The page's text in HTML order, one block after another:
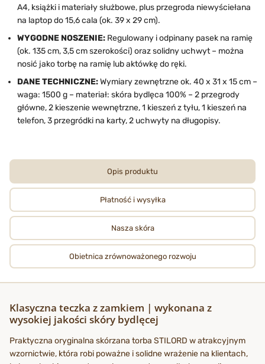
A4, książki i materiały służbowe, plus przegroda niewyściełana
na laptop do 15,6 cala (ok. 39 x 29 cm).
WYGODNE NOSZENIE: Regulowany i odpinany pasek na ramię
(ok. 135 cm, 3,5 cm szerokości) oraz solidny uchwyt – można
nosić jako torbę na ramię lub aktówkę do ręki.
DANE TECHNICZNE:Wymiary zewnętrzne ok. 40 x 31 x 15 cm –
waga: 1500 g – materiał: skóra bydlęca 100% – 2 przegrody
główne, 2 kieszenie wewnętrzne, 1 kieszeń z tyłu, 1 kieszeń na
telefon, 3 przegródki na karty, 2 uchwyty na długopisy.
Opis produktu
Płatność i wysyłka
Nasza skóra
Obietnica zrównoważonego rozwoju
Klasyczna teczka z zamkiem | wykonana z
wysokiej jakości skóry bydlęcej
Praktyczna oryginalna skórzana torba STILORD w atrakcyjnym
wzornictwie, która robi poważne i solidne wrażenie na klientach,